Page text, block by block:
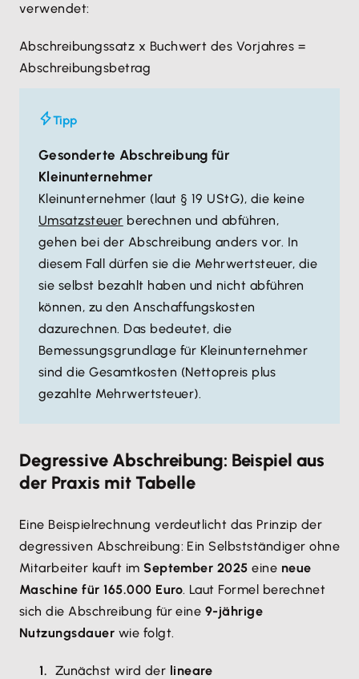
verwendet:
Abschreibungssatz x Buchwert des Vorjahres =
Abschreibungsbetrag
Tipp
Gesonderte Abschreibung für
Kleinunternehmer
Kleinunternehmer (laut § 19 UStG), die keine
Umsatzsteuer berechnen und abführen,
gehen bei der Abschreibung anders vor. In
diesem Fall dürfen sie die Mehrwertsteuer, die
sie selbst bezahlt haben und nicht abführen
können, zu den Anschaffungskosten
dazurechnen. Das bedeutet, die
Bemessungsgrundlage für Kleinunternehmer
sind die Gesamtkosten (Nettopreis plus
gezahlte Mehrwertsteuer).
Degressive Abschreibung: Beispiel aus
der Praxis mit Tabelle
Eine Beispielrechnung verdeutlicht das Prinzip der
degressiven Abschreibung: Ein Selbstständiger ohne
Mitarbeiter kauft imSeptember 2025 eine neue
Maschine für 165.000 Euro. Laut Formel berechnet
sich die Abschreibung für eine 9-jährige
Nutzungsdauer wie folgt.
Zunächst wird der lineare